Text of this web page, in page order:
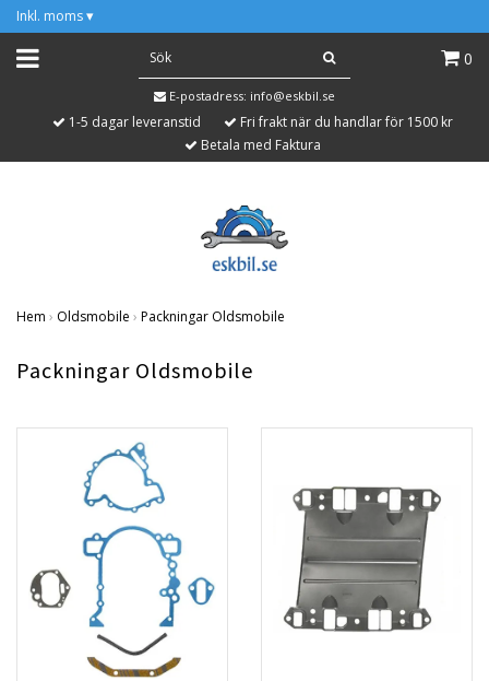
Inkl. moms ▾
0
E-postadress: info@eskbil.se
1-5 dagar leveranstid
Fri frakt när du handlar för 1500 kr
Betala med Faktura
Hem › Oldsmobile › Packningar Oldsmobile
Packningar Oldsmobile